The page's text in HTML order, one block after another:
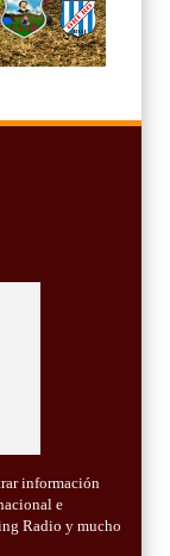
información
e
Radio y mucho